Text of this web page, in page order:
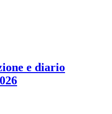
e diario